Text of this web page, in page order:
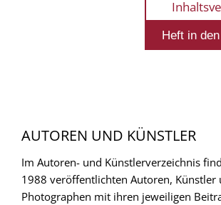
AUTOREN UND KÜNSTLER
Im Autoren- und Künstlerverzeichnis
1988 veröffentlichten Autoren, Künstler
Photographen mit ihren jeweiligen